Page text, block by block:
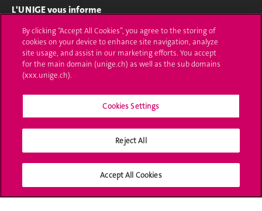
L'UNIGE vous informe
UNIGE Mobile
Médias
Offres d'emploi
Calendrier académique
Médias sociaux UNIGE
By clicking “Accept All Cookies”, you agree to the storing of
cookies on your device to enhance site navigation, analyze
site usage, and assist in our marketing efforts. You accept
for the main domain (unige.ch) as well as the sub domains
(xxx.unige.ch).
Cookies Settings
Reject All
Accept All Cookies